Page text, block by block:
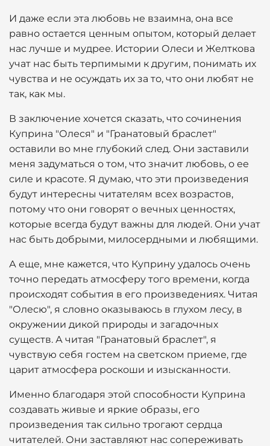
И даже если эта любовь не взаимна, она все
равно остается ценным опытом, который делает
нас лучше и мудрее. Истории Олеси и Желткова
учат нас быть терпимыми к другим, понимать их
чувства и не осуждать их за то, что они любят не
так, как мы.
В заключение хочется сказать, что сочинения
Куприна "Олеся" и "Гранатовый браслет"
оставили во мне глубокий след. Они заставили
меня задуматься о том, что значит любовь, о ее
силе и красоте. Я думаю, что эти произведения
будут интересны читателям всех возрастов,
потому что они говорят о вечных ценностях,
которые всегда будут важны для людей. Они учат
нас быть добрыми, милосердными и любящими.
А еще, мне кажется, что Куприну удалось очень
точно передать атмосферу того времени, когда
происходят события в его произведениях. Читая
"Олесю", я словно оказываюсь в глухом лесу, в
окружении дикой природы и загадочных
существ. А читая "Гранатовый браслет", я
чувствую себя гостем на светском приеме, где
царит атмосфера роскоши и изысканности.
Именно благодаря этой способности Куприна
создавать живые и яркие образы, его
произведения так сильно трогают сердца
читателей. Они заставляют нас сопереживать